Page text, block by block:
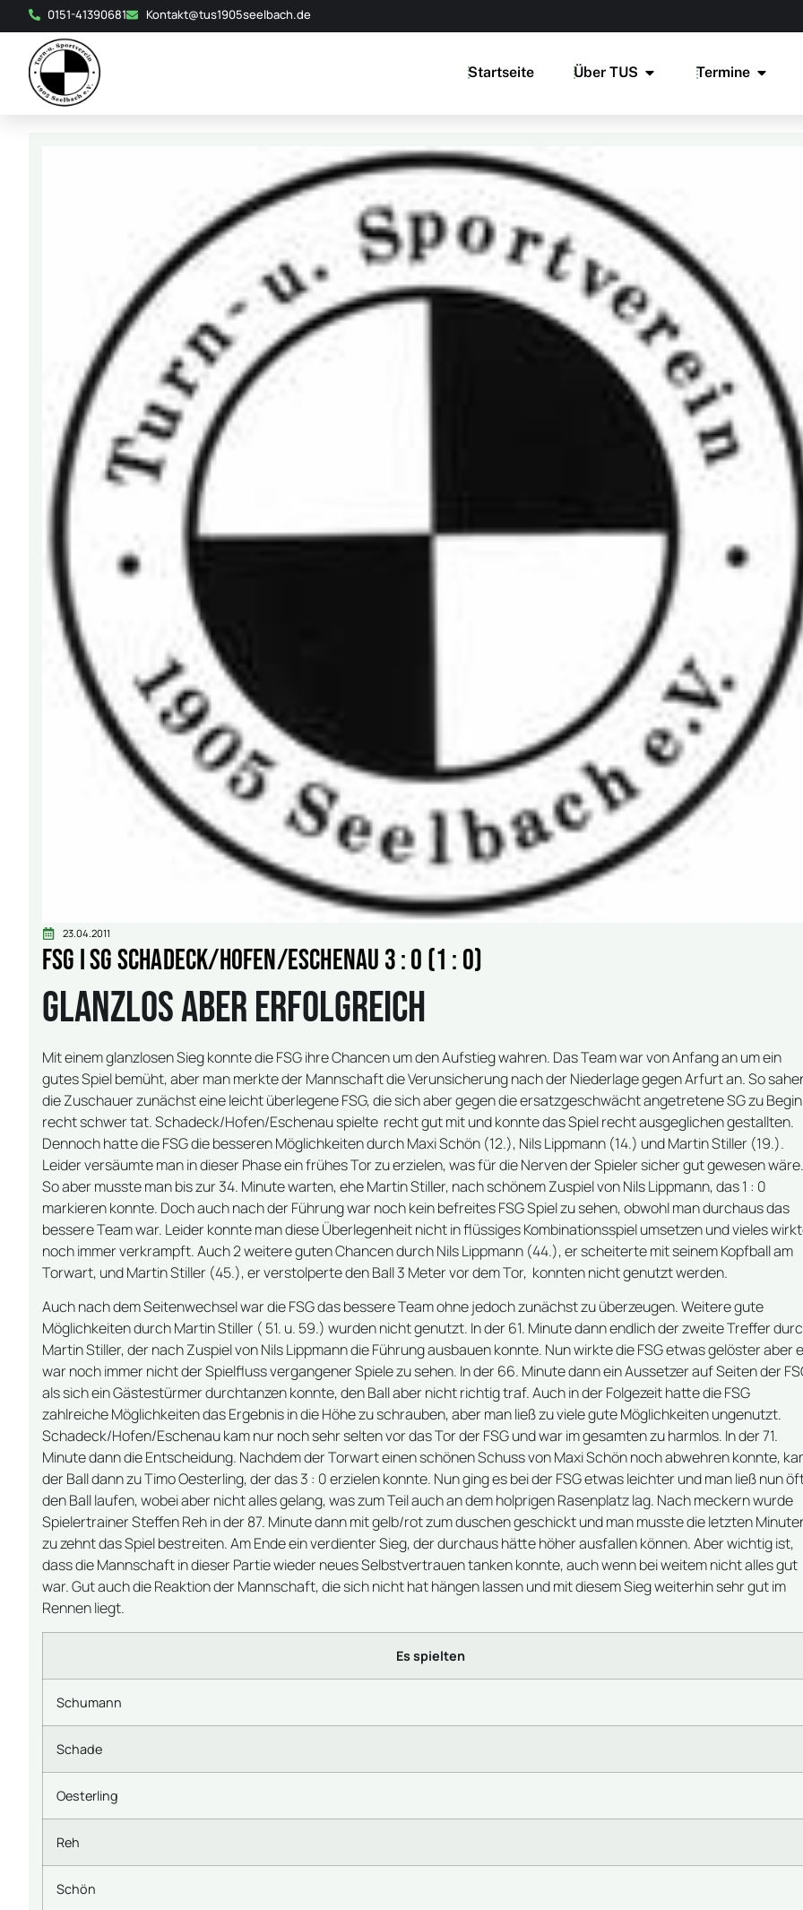
0151-41390681 Kontakt@tus1905seelbach.de
Startseite Über TUS Termine
23.04.2011
FSG I SG Schadeck/Hofen/Eschenau 3 : 0 (1 : 0)
Glanzlos aber erfolgreich
Mit einem glanzlosen Sieg konnte die FSG ihre Chancen um den Aufstieg wahren. Das Team war von Anfang an um ein
gutes Spiel bemüht, aber man merkte der Mannschaft die Verunsicherung nach der Niederlage gegen Arfurt an. So
die Zuschauer zunächst eine leicht überlegene FSG, die sich aber gegen die ersatzgeschwächt angetretene SG zu
recht schwer tat. Schadeck/Hofen/Eschenau spielte recht gut mit und konnte das Spiel recht ausgeglichen gestallten.
Dennoch hatte die FSG die besseren Möglichkeiten durch Maxi Schön (12.), Nils Lippmann (14.) und Martin Stiller (19.).
Leider versäumte man in dieser Phase ein frühes Tor zu erzielen, was für die Nerven der Spieler sicher gut gewesen wäre.
So aber musste man bis zur 34. Minute warten, ehe Martin Stiller, nach schönem Zuspiel von Nils Lippmann, das 1 : 0
markieren konnte. Doch auch nach der Führung war noch kein befreites FSG Spiel zu sehen, obwohl man durchaus das
bessere Team war. Leider konnte man diese Überlegenheit nicht in flüssiges Kombinationsspiel umsetzen und vieles
noch immer verkrampft. Auch 2 weitere guten Chancen durch Nils Lippmann (44.), er scheiterte mit seinem Kopfball am
Torwart, und Martin Stiller (45.), er verstolperte den Ball 3 Meter vor dem Tor, konnten nicht genutzt werden.
Auch nach dem Seitenwechsel war die FSG das bessere Team ohne jedoch zunächst zu überzeugen. Weitere gute
Möglichkeiten durch Martin Stiller ( 51. u. 59.) wurden nicht genutzt. In der 61. Minute dann endlich der zweite Treffer
Martin Stiller, der nach Zuspiel von Nils Lippmann die Führung ausbauen konnte. Nun wirkte die FSG etwas gelöster aber
war noch immer nicht der Spielfluss vergangener Spiele zu sehen. In der 66. Minute dann ein Aussetzer auf Seiten der
als sich ein Gästestürmer durchtanzen konnte, den Ball aber nicht richtig traf. Auch in der Folgezeit hatte die FSG
zahlreiche Möglichkeiten das Ergebnis in die Höhe zu schrauben, aber man ließ zu viele gute Möglichkeiten ungenutzt.
Schadeck/Hofen/Eschenau kam nur noch sehr selten vor das Tor der FSG und war im gesamten zu harmlos. In der 71.
Minute dann die Entscheidung. Nachdem der Torwart einen schönen Schuss von Maxi Schön noch abwehren konnte,
der Ball dann zu Timo Oesterling, der das 3 : 0 erzielen konnte. Nun ging es bei der FSG etwas leichter und man ließ nun
den Ball laufen, wobei aber nicht alles gelang, was zum Teil auch an dem holprigen Rasenplatz lag. Nach meckern wurde
Spielertrainer Steffen Reh in der 87. Minute dann mit gelb/rot zum duschen geschickt und man musste die letzten
zu zehnt das Spiel bestreiten. Am Ende ein verdienter Sieg, der durchaus hätte höher ausfallen können. Aber wichtig ist,
dass die Mannschaft in dieser Partie wieder neues Selbstvertrauen tanken konnte, auch wenn bei weitem nicht alles gut
war. Gut auch die Reaktion der Mannschaft, die sich nicht hat hängen lassen und mit diesem Sieg weiterhin sehr gut im
Rennen liegt.
Es spielten
Schumann
Schade
Oesterling
Reh
Schön